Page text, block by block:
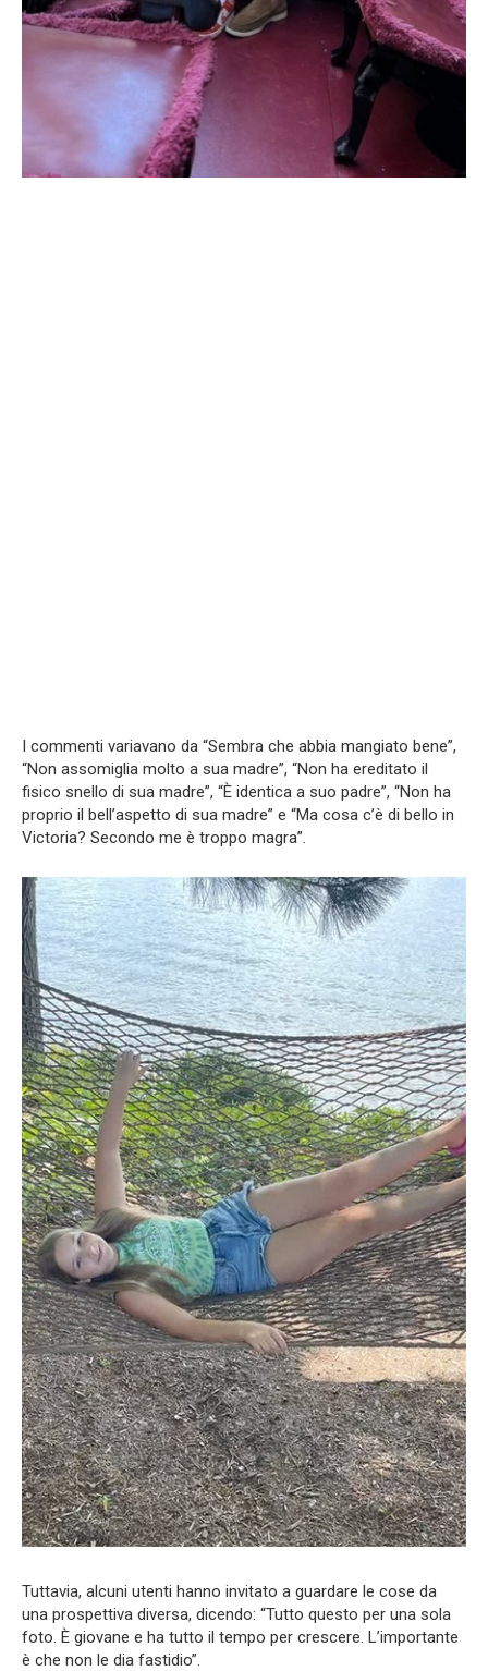
I commenti variavano da “Sembra che abbia mangiato bene”,
“Non assomiglia molto a sua madre”, “Non ha ereditato il
fisico snello di sua madre”, “È identica a suo padre”, “Non ha
proprio il bell’aspetto di sua madre” e “Ma cosa c’è di bello in
Victoria? Secondo me è troppo magra”.
Tuttavia, alcuni utenti hanno invitato a guardare le cose da
una prospettiva diversa, dicendo: “Tutto questo per una sola
foto. È giovane e ha tutto il tempo per crescere. L’importante
è che non le dia fastidio”.